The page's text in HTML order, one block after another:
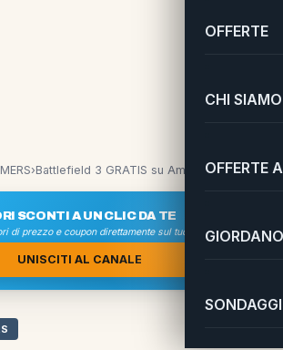
OFFERTE
CHI SIAMO
OFFERTE
› Battlefield 3 GRATIS su Amazon Prime Gaming
SCONTI A UN CLIC DA TE
di prezzo e coupon direttamente sul tuo smartphone
UNISCITI AL CANALE